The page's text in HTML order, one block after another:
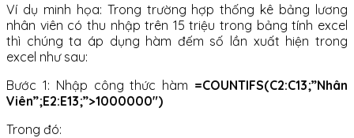
Ví dụ minh họa: Trong trường hợp thống kê bảng lương
nhân viên có thu nhập trên 15 triệu trong bảng tính excel
thì chúng ta áp dụng hàm đếm số lần xuất hiện trong
excel như sau:
Bước 1: Nhập công thức hàm =COUNTIFS(C2:C13;”Nhân
Viên”;E2:E13;”>1000000″)
Trong đó: